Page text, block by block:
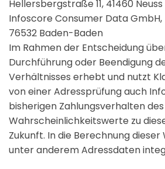
Hellersbergstraße 11, 41460 Neuss
Infoscore Consumer Data GmbH,
76532 Baden-Baden
Im Rahmen der Entscheidung
Durchführung oder Beendigung
Verhältnisses erhebt und nutzt
von einer Adressprüfung auch
bisherigen Zahlungsverhalten
Wahrscheinlichkeitswerte zu
Zukunft. In die Berechnung
unter anderem Adressdaten